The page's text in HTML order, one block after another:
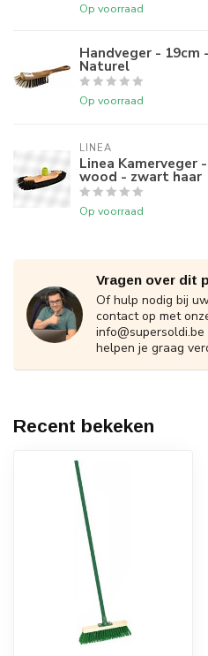
Op voorraad
Handveger - 19cm
Naturel
Op voorraad
LINEA
Linea Kamerveger
wood - zwart haar
Op voorraad
Vragen over dit
Of hulp nodig bij
contact op met
info@supersoldi.be
helpen je graag
Recent bekeken